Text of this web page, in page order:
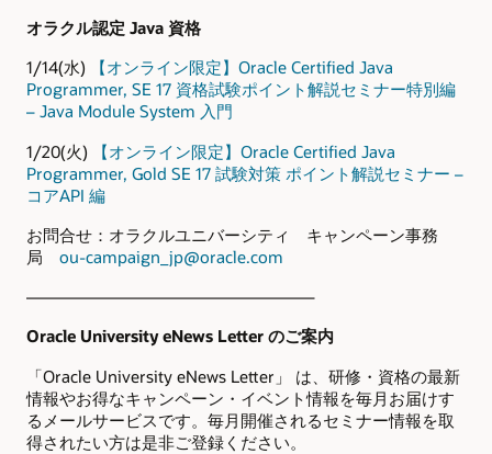
オラクル認定 Java 資格
1/14(水)
【オンライン限定】Oracle Certified Java
Programmer, SE 17 資格試験ポイント解説セミナー特別編
– Java Module System 入門
1/20(火)
【オンライン限定】Oracle Certified Java
Programmer, Gold SE 17 試験対策 ポイント解説セミナー –
コアAPI 編
お問合せ：オラクルユニバーシティ キャンペーン事務
局 ou-campaign_jp@oracle.com
—————————————————–
Oracle University eNews Letter のご案内
「Oracle University eNews Letter」 は、研修・資格の最新
情報やお得なキャンペーン・イベント情報を毎月お届けす
るメールサービスです。毎月開催されるセミナー情報を取
得されたい方は是非ご登録ください。